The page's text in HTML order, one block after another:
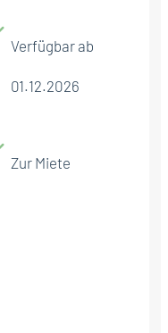
Verfügbar ab
01.12.2026
Zur Miete